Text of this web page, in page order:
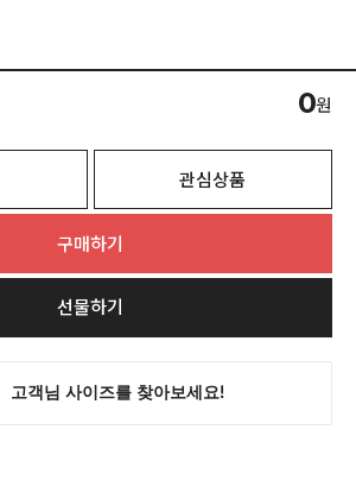
0원
관심상품
구매하기
선물하기